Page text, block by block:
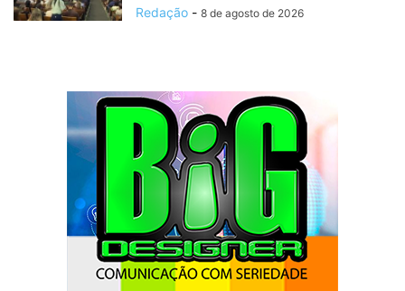
Redação - 8 de agosto de 2026